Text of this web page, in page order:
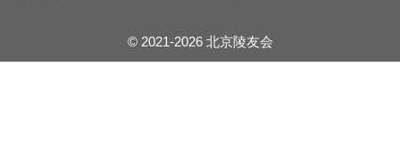
© 2021-2026 北京陵友会